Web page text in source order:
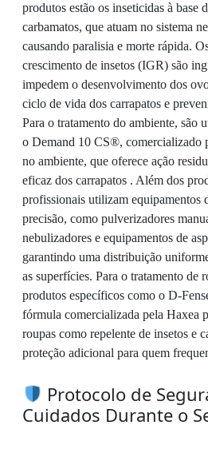
produtos estão os inseticidas à base
carbamatos, que atuam no sistema
causando paralisia e morte rápida.
crescimento de insetos (IGR) são
impedem o desenvolvimento dos
ciclo de vida dos carrapatos e
Para o tratamento do ambiente, são
o Demand 10 CS®, comercializado
no ambiente, que oferece ação
eficaz dos carrapatos . Além dos
profissionais utilizam equipamentos
precisão, como pulverizadores
nebulizadores e equipamentos de
garantindo uma distribuição
as superfícies. Para o tratamento de
produtos específicos como o D-
fórmula comercializada pela Haxea
roupas como repelente de insetos e
proteção adicional para quem
Protocolo de
Cuidados Durante o